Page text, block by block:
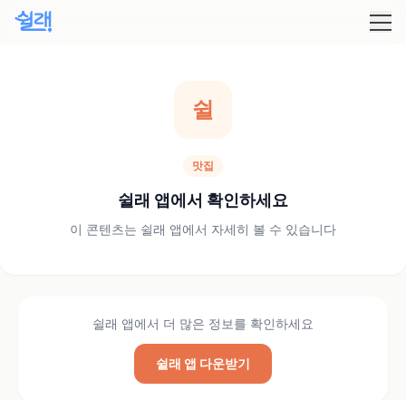
쉴
맛집
쉴래 앱에서 확인하세요
이 콘텐츠는 쉴래 앱에서 자세히 볼 수 있습니다
쉴래 앱에서 더 많은 정보를 확인하세요
쉴래 앱 다운받기